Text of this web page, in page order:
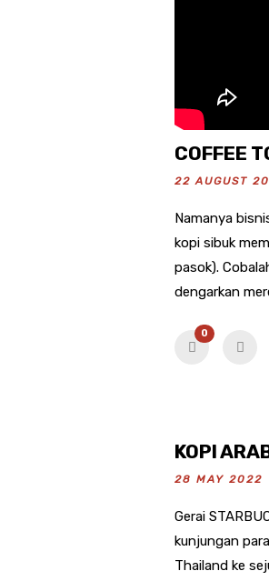
COFFEE
22 AUGUST
Namanya
kopi sibuk
pasok).
dengarkan
0
KOPI
28 MAY 2022
Gerai
kunjungan
Thailand ke